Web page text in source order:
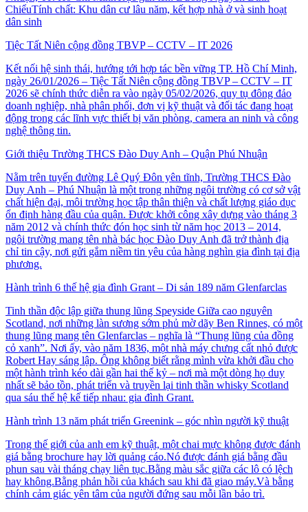
ChiểuTính chất: Khu dân cư lâu năm, kết hợp nhà ở và sinh hoạt
dân sinh
Tiệc Tất Niên cộng đồng TBVP – CCTV – IT 2026
Kết nối hệ sinh thái, hướng tới hợp tác bền vững TP. Hồ Chí Minh,
ngày 26/01/2026 – Tiệc Tất Niên cộng đồng TBVP – CCTV – IT
2026 sẽ chính thức diễn ra vào ngày 05/02/2026, quy tụ đông đảo
doanh nghiệp, nhà phân phối, đơn vị kỹ thuật và đối tác đang hoạt
động trong các lĩnh vực thiết bị văn phòng, camera an ninh và công
nghệ thông tin.
Giới thiệu Trường THCS Đào Duy Anh – Quận Phú Nhuận
Nằm trên tuyến đường Lê Quý Đôn yên tĩnh, Trường THCS Đào
Duy Anh – Phú Nhuận là một trong những ngôi trường có cơ sở vật
chất hiện đại, môi trường học tập thân thiện và chất lượng giáo dục
ổn định hàng đầu của quận. Được khởi công xây dựng vào tháng 3
năm 2012 và chính thức đón học sinh từ năm học 2013 – 2014,
ngôi trường mang tên nhà bác học Đào Duy Anh đã trở thành địa
chỉ tin cậy, nơi gửi gắm niềm tin yêu của hàng nghìn gia đình tại địa
phương.
Hành trình 6 thế hệ gia đình Grant – Di sản 189 năm Glenfarclas
Tinh thần độc lập giữa thung lũng Speyside Giữa cao nguyên
Scotland, nơi những làn sương sớm phủ mờ dãy Ben Rinnes, có một
thung lũng mang tên Glenfarclas – nghĩa là “Thung lũng của đồng
cỏ xanh”. Nơi ấy, vào năm 1836, một nhà máy chưng cất nhỏ được
Robert Hay sáng lập. Ông không biết rằng mình vừa khởi đầu cho
một hành trình kéo dài gần hai thế kỷ – nơi mà một dòng họ duy
nhất sẽ bảo tồn, phát triển và truyền lại tinh thần whisky Scotland
qua sáu thế hệ kế tiếp nhau: gia đình Grant.
Hành trình 13 năm phát triển Greenink – góc nhìn người kỹ thuật
Trong thế giới của anh em kỹ thuật, một chai mực không được đánh
giá bằng brochure hay lời quảng cáo.Nó được đánh giá bằng đầu
phun sau vài tháng chạy liên tục.Bằng màu sắc giữa các lô có lệch
hay không.Bằng phản hồi của khách sau khi đã giao máy.Và bằng
chính cảm giác yên tâm của người đứng sau mỗi lần bảo trì.